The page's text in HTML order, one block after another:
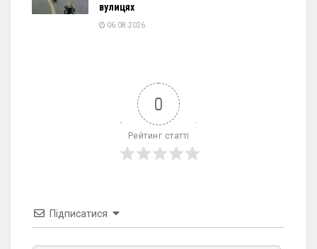
вулицях
06.08.2026
0
Рейтинг статті
Підписатися